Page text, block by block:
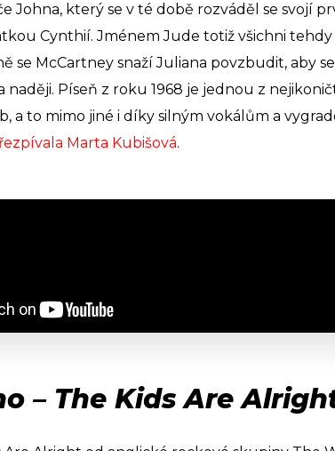
Johna, který se v té době rozváděl se svojí
Cynthií. Jménem Jude totiž všichni tehdy
se McCartney snaží Juliana povzbudit, aby
naději. Píseň z roku 1968 je jednou z
a to mimo jiné i díky silným vokálům a
Marta Kubišová.
– The Kids Are